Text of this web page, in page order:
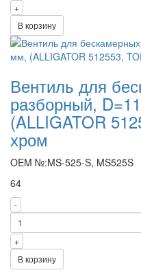
+
В корзину
Вентиль для
разборный,
(ALLIGATOR
хром
OEM №:MS-525-S, MS525S
64
-
+
В корзину